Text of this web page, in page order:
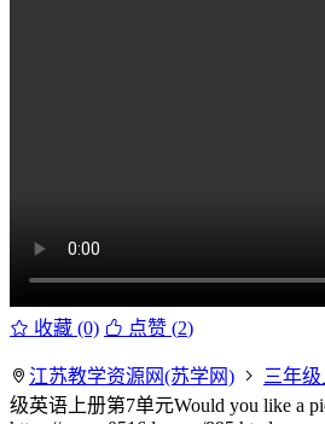
收藏 (0) 点赞 (2)
江苏教学资源网(苏学网) 三年
级英语上册第7单元Would you like a